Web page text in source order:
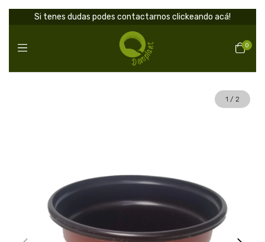
Si tenes dudas podes contactarnos clickeando acá!
0
1 / 2